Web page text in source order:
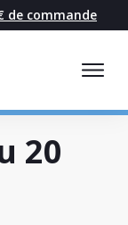
de commande
20